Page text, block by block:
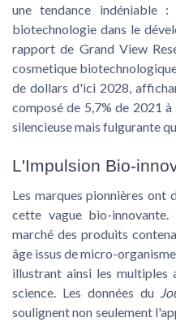
une tendance indéniable
biotechnologie dans le
rapport de Grand View
cosmetique
de dollars d'ici 2028,
composé de 5,7% de 2021
silencieuse mais fulgurante
L'Impulsion Bio-
Les marques pionnières ont
cette vague bio-
marché des produits
âge issus de micro-
illustrant ainsi les multiples
science. Les données du
soulignent non seulement